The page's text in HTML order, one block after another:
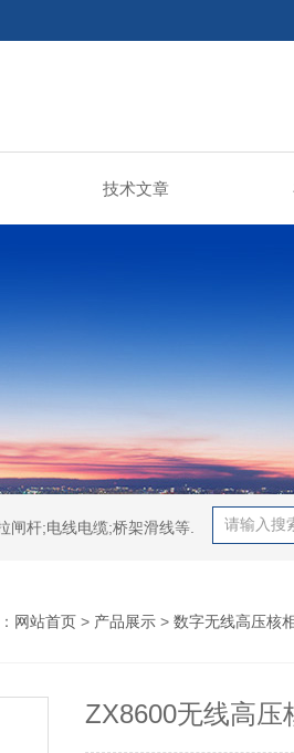
技术文章
闸杆;电线电缆;桥架滑线等.
网站首页 > 产品展示 > 数字无线高压核
ZX8600无线高压